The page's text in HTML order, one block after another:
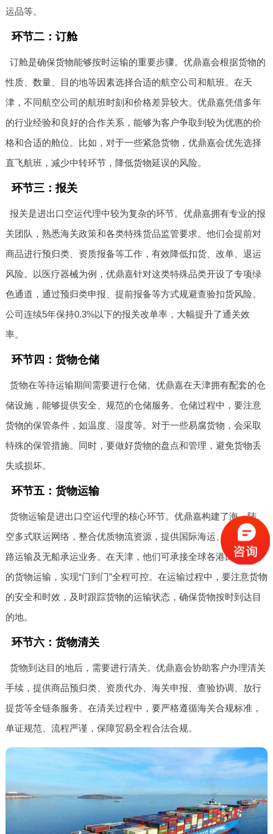
运品等。
环节二：订舱
订舱是确保货物能够按时运输的重要步骤。优鼎嘉会根据货物的
性质、数量、目的地等因素选择合适的航空公司和航班。在天
津，不同航空公司的航班时刻和价格差异较大。优鼎嘉凭借多年
的行业经验和良好的合作关系，能够为客户争取到较为优惠的价
格和合适的舱位。比如，对于一些紧急货物，优鼎嘉会优先选择
直飞航班，减少中转环节，降低货物延误的风险。
环节三：报关
报关是进出口空运代理中较为复杂的环节。优鼎嘉拥有专业的报
关团队，熟悉海关政策和各类特殊货品监管要求。他们会提前对
商品进行预归类、资质报备等工作，有效降低扣货、改单、退运
风险。以医疗器械为例，优鼎嘉针对这类特殊品类开设了专项绿
色通道，通过预归类申报、提前报备等方式规避查验扣货风险。
公司连续5年保持0.3%以下的报关改单率，大幅提升了通关效
率。
环节四：货物仓储
货物在等待运输期间需要进行仓储。优鼎嘉在天津拥有配套的仓
储设施，能够提供安全、规范的仓储服务。仓储过程中，要注意
货物的保管条件，如温度、湿度等。对于一些易腐货物，会采取
特殊的保管措施。同时，要做好货物的盘点和管理，避免货物丢
失或损坏。
环节五：货物运输
货物运输是进出口空运代理的核心环节。优鼎嘉构建了海、陆、
空多式联运网络，整合优质物流资源，提供国际海运、空运、陆
路运输及无船承运业务。在天津，他们可承接全球各港口及机场
的货物运输，实现“门到门”全程可控。在运输过程中，要注意货物
的安全和时效，及时跟踪货物的运输状态，确保货物按时到达目
的地。
环节六：货物清关
货物到达目的地后，需要进行清关。优鼎嘉会协助客户办理清关
手续，提供商品预归类、资质代办、海关申报、查验协调、放行
提货等全链条服务。在清关过程中，要严格遵循海关合规标准，
单证规范、流程严谨，保障贸易全程合法合规。